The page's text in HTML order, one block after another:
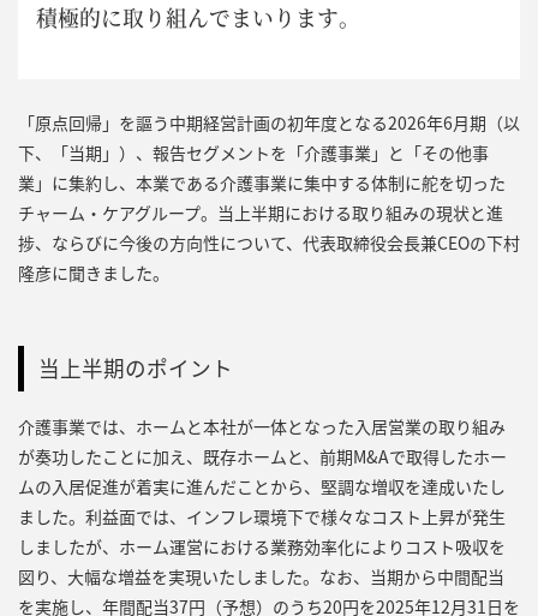
積極的に取り組んでまいります。
「原点回帰」を謳う中期経営計画の初年度となる2026年6月期（以
下、「当期」）、報告セグメントを「介護事業」と「その他事
業」に集約し、本業である介護事業に集中する体制に舵を切った
チャーム・ケアグループ。当上半期における取り組みの現状と進
捗、ならびに今後の方向性について、代表取締役会長兼CEOの下村
隆彦に聞きました。
当上半期のポイント
介護事業では、ホームと本社が一体となった入居営業の取り組み
が奏功したことに加え、既存ホームと、前期M&Aで取得したホー
ムの入居促進が着実に進んだことから、堅調な増収を達成いたし
ました。利益面では、インフレ環境下で様々なコスト上昇が発生
しましたが、ホーム運営における業務効率化によりコスト吸収を
図り、大幅な増益を実現いたしました。なお、当期から中間配当
を実施し、年間配当37円（予想）のうち20円を2025年12月31日を